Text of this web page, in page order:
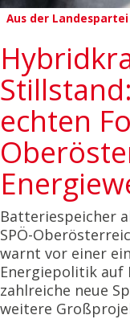
Aus der Landespartei
echten
Batteriespeicher
SPÖ-
warnt vor einer
Energiepolitik auf
zahlreiche neue
weitere